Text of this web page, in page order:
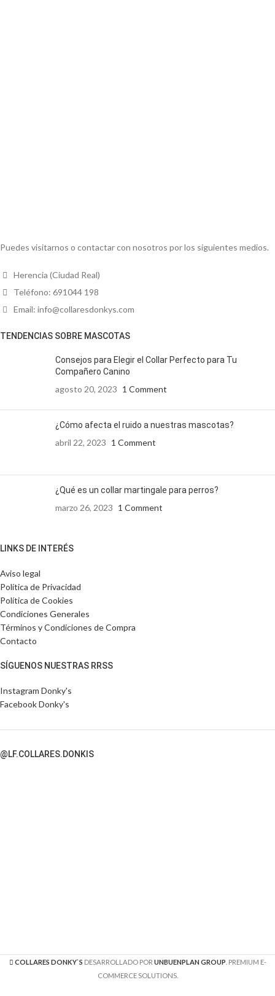
Puedes visitarnos o contactar con nosotros por los siguientes medios.
Herencia (Ciudad Real)
Teléfono: 691044 198
Email: info@collaresdonkys.com
TENDENCIAS SOBRE MASCOTAS
Consejos para Elegir el Collar Perfecto para Tu
Compañero Canino
agosto 20, 2023 1 Comment
¿Cómo afecta el ruido a nuestras mascotas?
abril 22, 2023 1 Comment
¿Qué es un collar martingale para perros?
marzo 26, 2023 1 Comment
LINKS DE INTERÉS
Aviso legal
Política de Privacidad
Política de Cookies
Condiciones Generales
Términos y Condiciones de Compra
Contacto
SÍGUENOS NUESTRAS RRSS
Instagram Donky's
Facebook Donky's
@LF.COLLARES.DONKIS
COLLARES DONKY`S DESARROLLADO POR UNBUENPLAN GROUP . PREMIUM E-
COMMERCE SOLUTIONS.